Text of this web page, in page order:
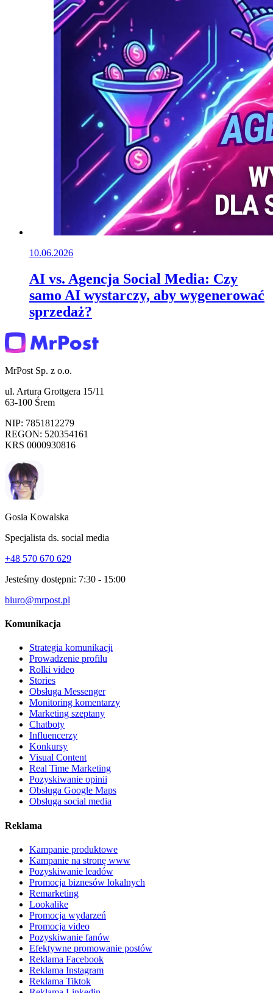
10.06.2026
AI vs. Agencja Social Media: Czy
samo AI wystarczy, aby wygenerować
sprzedaż?
MrPost Sp. z o.o.
ul. Artura Grottgera 15/11
63-100 Śrem
NIP: 7851812279
REGON: 520354161
KRS 0000930816
Gosia Kowalska
Specjalista ds. social media
+48 570 670 629
Jesteśmy dostępni: 7:30 - 15:00
biuro@mrpost.pl
Komunikacja
Strategia komunikacji
Prowadzenie profilu
Rolki video
Stories
Obsługa Messenger
Monitoring komentarzy
Marketing szeptany
Chatboty
Influencerzy
Konkursy
Visual Content
Real Time Marketing
Pozyskiwanie opinii
Obsługa Google Maps
Obsługa social media
Reklama
Kampanie produktowe
Kampanie na stronę www
Pozyskiwanie leadów
Promocja biznesów lokalnych
Remarketing
Lookalike
Promocja wydarzeń
Promocja video
Pozyskiwanie fanów
Efektywne promowanie postów
Reklama Facebook
Reklama Instagram
Reklama Tiktok